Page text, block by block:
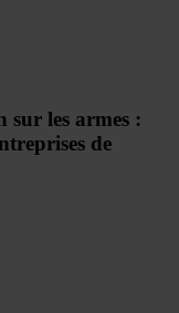
sur les armes :
de